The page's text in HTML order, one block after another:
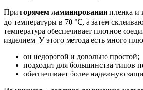
При горячем ламинировании пленка и
до температуры в 70 ℃, а затем
температура обеспечивает плотное
изделием. У этого метода есть много
он недорогой и довольно простой;
подходит для большинства типов
обеспечивает более надежную